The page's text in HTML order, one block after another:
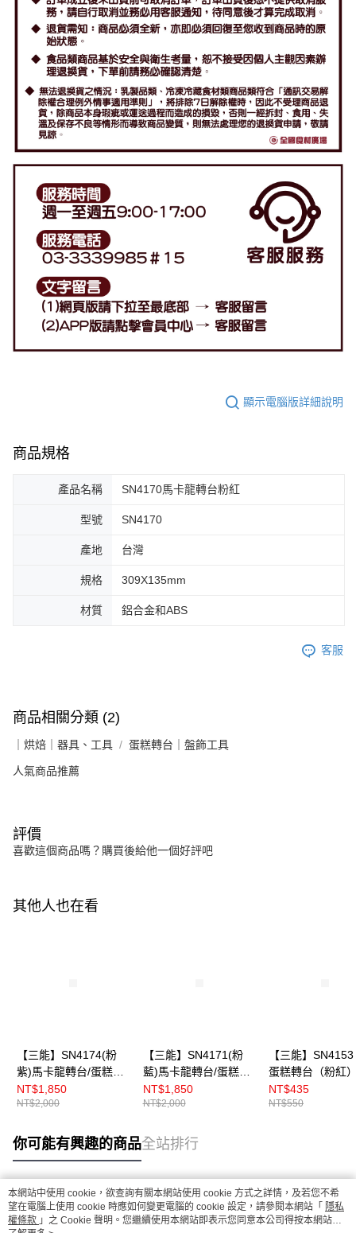
顯示電腦版詳細說明
商品規格
產品名稱 SN4170馬卡龍轉台粉紅
型號 SN4170
產地 台灣
規格 309X135mm
材質 鋁合金和ABS
客服
商品相關分類 (2)
｜烘焙｜器具、工具 蛋糕轉台｜盤飾工具
人氣商品推薦
評價
喜歡這個商品嗎？購買後給他一個好評吧
其他人也在看
【三能】SN4174(粉
紫)馬卡龍轉台/蛋糕轉
台
NT$1,850
NT$2,000
【三能】SN4171(粉
藍)馬卡龍轉台/蛋糕轉
台
NT$1,850
NT$2,000
【三能】
蛋糕轉台（粉紅
NT$435
NT$550
你可能有興趣的商品全站排行
熱門標籤
本網站中使用 cookie，欲查詢有關本網站使用 cookie 方式之詳情，及若您不希
望在電腦上使用 cookie 時應如何變更電腦的 cookie 設定，請參閱本網站「 隱私
權條款 」之 Cookie 聲明。您繼續使用本網站即表示您同意本公司得按本網站使